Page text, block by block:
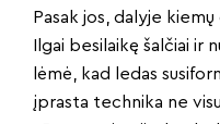
Pasak jos, dalyje
Ilgai besilaikę šalčiai ir
lėmė, kad ledas
įprasta technika ne